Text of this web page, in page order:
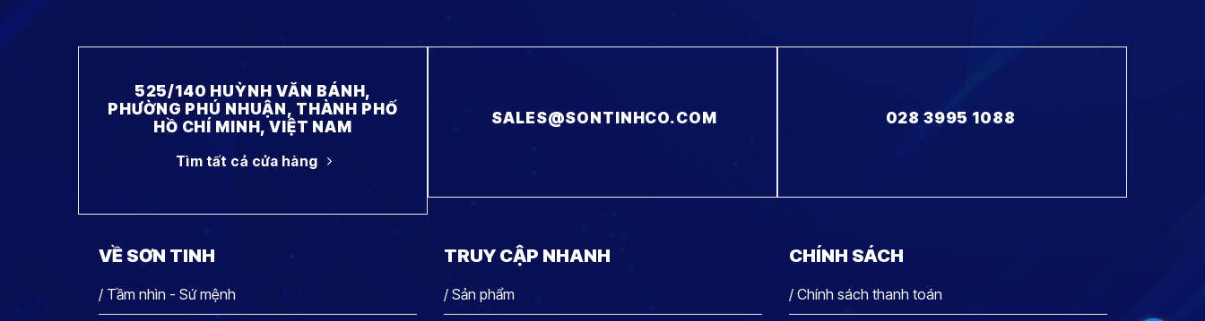
525/140 HUỲNH VĂN BÁNH,
PHƯỜNG PHÚ NHUẬN, THÀNH PHỐ
HỒ CHÍ MINH, VIỆT NAM
Tìm tất cả cửa hàng
SALES@SONTINHCO.COM 028 3995 1088
VỀ SƠN TINH
/ Tầm nhìn - Sứ mệnh
TRUY CẬP NHANH
/ Sản phẩm
CHÍNH SÁCH
/ Chính sách thanh toán